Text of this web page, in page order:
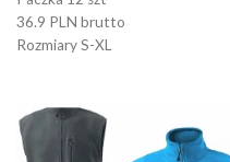
36.9 PLN brutto
Rozmiary S-XL